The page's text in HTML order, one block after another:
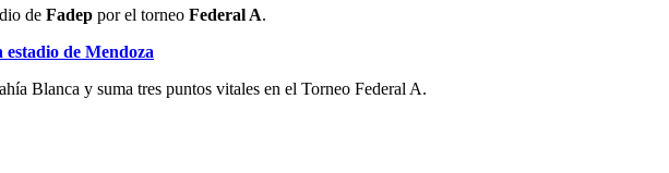
de Fadep por el torneo Federal A.
de Mendoza
Blanca y suma tres puntos vitales en el Torneo Federal A.